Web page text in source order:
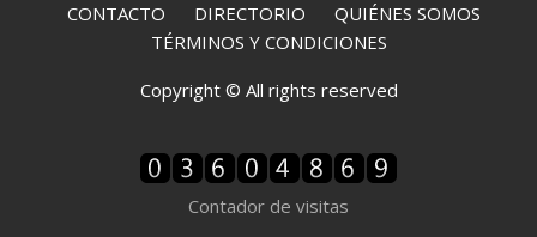
CONTACTO DIRECTORIO QUIÉNES SOMOS
TÉRMINOS Y CONDICIONES
Copyright © All rights reserved
Contador de visitas